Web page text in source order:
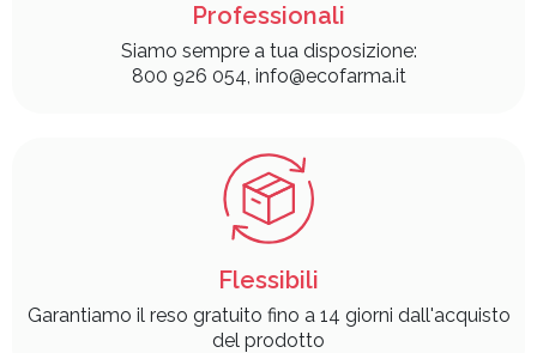
Professionali
Siamo sempre a tua disposizione:
800 926 054, info@ecofarma.it
Flessibili
Garantiamo il reso gratuito fino a 14 giorni dall'acquisto
del prodotto